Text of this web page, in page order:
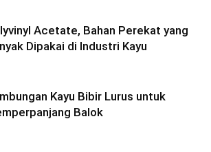
Acetate, Bahan Perekat yang
Dipakai di Industri Kayu
Kayu Bibir Lurus untuk
Balok